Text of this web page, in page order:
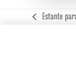
previous
Estante